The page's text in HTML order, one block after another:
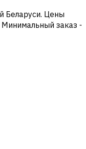
Беларуси. Цены
Минимальный заказ -